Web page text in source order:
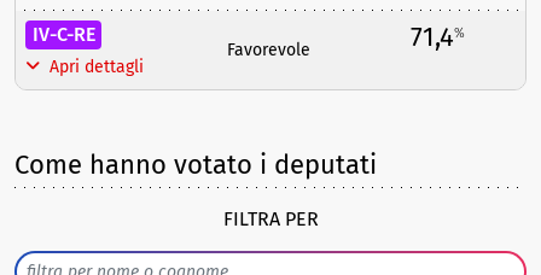
IV-C-RE
Apri dettagli
Favorevole 71,4%
Come hanno votato i deputati
FILTRA PER